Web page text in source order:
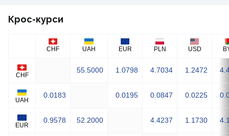
Крос-курси
CHF UAH EUR PLN USD
CHF
55.5000 1.0798 4.7034 1.2472
UAH
0.0183 0.0195 0.0847 0.0225
EUR
0.9578 52.2000 4.4237 1.1730